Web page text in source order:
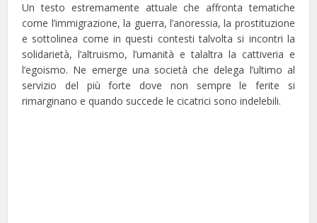
Un testo estremamente attuale che affronta tematiche
come l’immigrazione, la guerra, l’anoressia, la prostituzione
e sottolinea come in questi contesti talvolta si incontri la
solidarietà, l’altruismo, l’umanità e talaltra la cattiveria e
l’egoismo. Ne emerge una società che delega l’ultimo al
servizio del più forte dove non sempre le ferite si
rimarginano e quando succede le cicatrici sono indelebili.